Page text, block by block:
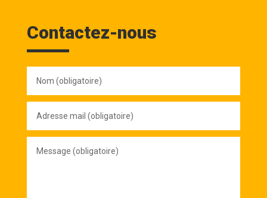
Contactez-nous
(obligatoire)
mail
(obligatoire)